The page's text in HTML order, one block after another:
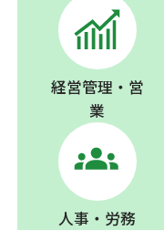
経営管理・営
業
人事・労務